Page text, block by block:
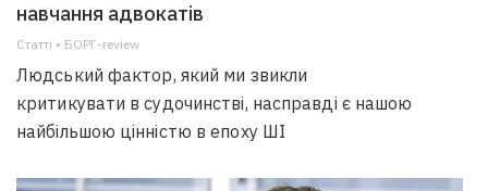
навчання адвокатів
Статті • БОРГ-review
Людський фактор, який ми звикли
критикувати в судочинстві, насправді є нашою
найбільшою цінністю в епоху ШІ